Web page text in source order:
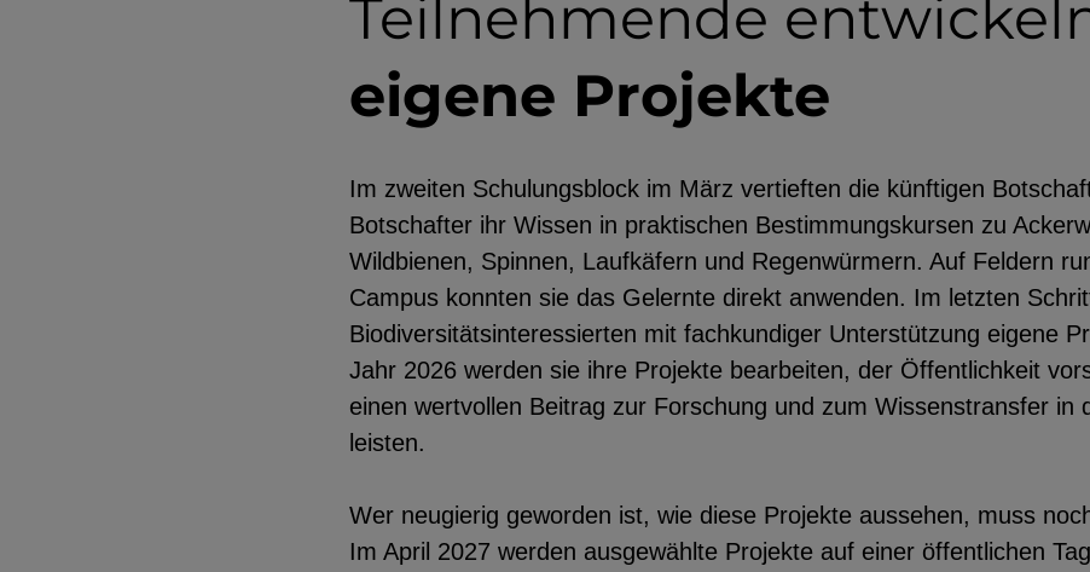
Teilnehmende
eigene Projekte
Im zweiten Schulungsblock im März vertieften die künftigen
Botschafter ihr Wissen in praktischen Bestimmungskursen zu
Wildbienen, Spinnen, Laufkäfern und Regenwürmern. Auf Feldern
Campus konnten sie das Gelernte direkt anwenden. Im letzten
Biodiversitätsinteressierten mit fachkundiger Unterstützung eigene
Jahr 2026 werden sie ihre Projekte bearbeiten, der Öffentlichkeit
einen wertvollen Beitrag zur Forschung und zum Wissenstransfer in
leisten.
Wer neugierig geworden ist, wie diese Projekte aussehen, muss
Im April 2027 werden ausgewählte Projekte auf einer öffentlichen